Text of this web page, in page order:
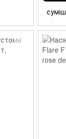
суміш